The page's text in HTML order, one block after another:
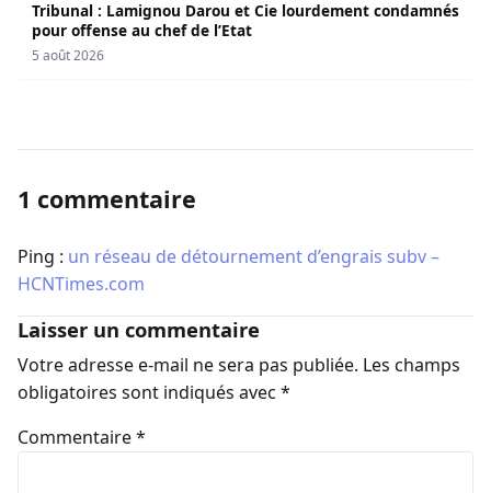
Tribunal : Lamignou Darou et Cie lourdement condamnés
pour offense au chef de l’Etat
5 août 2026
1 commentaire
Ping : un réseau de détournement d’engrais subv –
HCNTimes.com
Laisser un commentaire
Votre adresse e-mail ne sera pas publiée. Les champs
obligatoires sont indiqués avec *
Commentaire*